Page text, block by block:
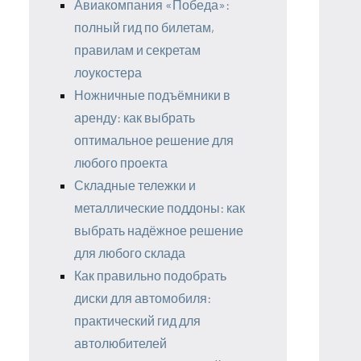
Авиакомпания «Победа»:
полный гид по билетам,
правилам и секретам
лоукостера
Ножничные подъёмники в
аренду: как выбрать
оптимальное решение для
любого проекта
Складные тележки и
металлические поддоны: как
выбрать надёжное решение
для любого склада
Как правильно подобрать
диски для автомобиля:
практический гид для
автолюбителей